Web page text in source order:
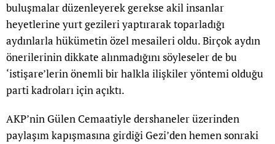
buluşmalar düzenleyerek gerekse akil insanlar
heyetlerine yurt gezileri yaptırarak toparladığı
aydınlarla hükümetin özel mesaileri oldu. Birçok aydın
önerilerinin dikkate alınmadığını söyleseler de bu
‘istişare’lerin önemli bir halkla ilişkiler yöntemi olduğu
parti kadroları için açıktı.
AKP’nin Gülen Cemaatiyle dershaneler üzerinden
paylaşım kapışmasına girdiği Gezi’den hemen sonraki